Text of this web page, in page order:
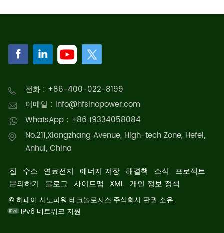
전화 : +86-400-022-8199
이메일 : info@hfsinopower.com
WhatsApp : +86 19334058084
No.211,Xiangzhang Avenue, High-tech Zone, Hefei,
Anhui, China
집 수소 연료전지 에너지 저장 해결책 소식 프로젝트
문의하기 블로그 사이트맵 XML 개인 정보 정책
© 허페이 시노파워 테크놀로지스 주식회사 판권 소유.
IPv6 네트워크 지원